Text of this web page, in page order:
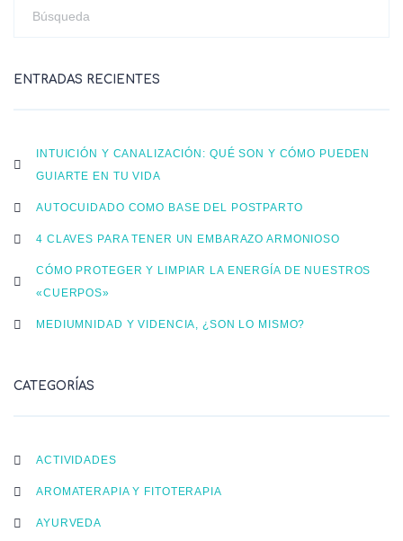
ENTRADAS RECIENTES
INTUICIÓN Y CANALIZACIÓN: QUÉ SON Y CÓMO PUEDEN
GUIARTE EN TU VIDA
AUTOCUIDADO COMO BASE DEL POSTPARTO
4 CLAVES PARA TENER UN EMBARAZO ARMONIOSO
CÓMO PROTEGER Y LIMPIAR LA ENERGÍA DE NUESTROS
«CUERPOS»
MEDIUMNIDAD Y VIDENCIA, ¿SON LO MISMO?
CATEGORÍAS
ACTIVIDADES
AROMATERAPIA Y FITOTERAPIA
AYURVEDA